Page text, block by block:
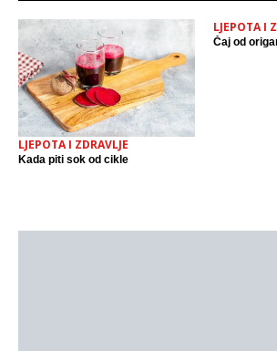
LJEPOTA I ZDRAVLJE
Kada piti sok od cikle
LJEPOTA I
Čaj od